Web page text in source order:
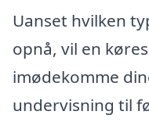
Uanset hvilken
opnå, vil en
imødekomme
undervisning til